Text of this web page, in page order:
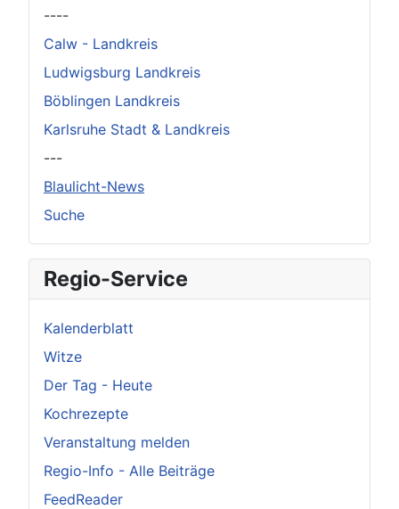
----
Calw - Landkreis
Ludwigsburg Landkreis
Böblingen Landkreis
Karlsruhe Stadt & Landkreis
---
Blaulicht-News
Suche
Regio-Service
Kalenderblatt
Witze
Der Tag - Heute
Kochrezepte
Veranstaltung melden
Regio-Info - Alle Beiträge
FeedReader